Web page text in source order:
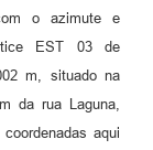
o azimute e
EST 03 de
m, situado na
da rua Laguna,
aqui